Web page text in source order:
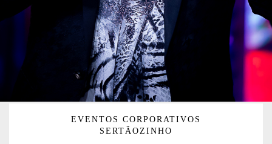
EVENTOS CORPORATIVOS
SERTÃOZINHO